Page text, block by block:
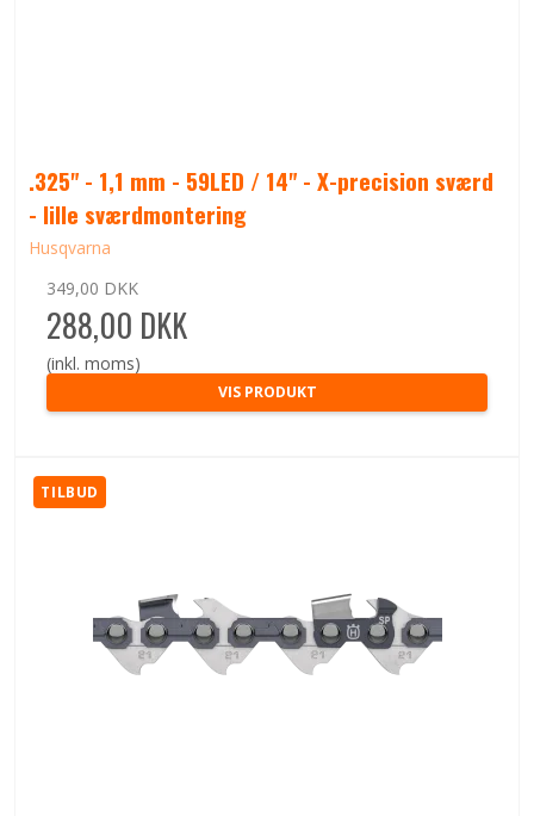
.325" - 1,1 mm - 59LED / 14" - X-precision sværd
- lille sværdmontering
Husqvarna
349,00 DKK
288,00 DKK
(inkl. moms)
VIS PRODUKT
TILBUD